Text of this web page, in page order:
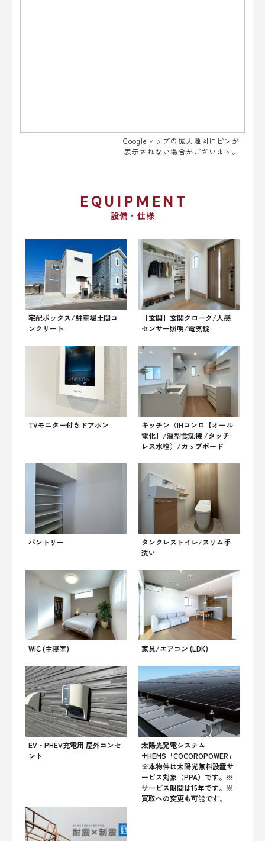
Googleマップの拡大地図にピンが
表示されない場合がございます。
EQUIPMENT
設備・仕様
宅配ボックス/駐車場土間コ
ンクリート
【玄関】玄関クローク/人感
センサー照明/電気錠
TVモニター付きドアホン
キッチン（IHコンロ【オール
電化】/深型食洗機 /タッチ
レス水栓）/カップボード
パントリー
タンクレストイレ/スリム手
洗い
WIC (主寝室) 家具/エアコン (LDK)
EV・PHEV充電用 屋外コンセ
ント
太陽光発電システム
+HEMS「COCOROPOWER」
※本物件は太陽光無料設置サ
ービス対象（PPA）です。※
サービス期間は15年です。※
買取への変更も可能です。